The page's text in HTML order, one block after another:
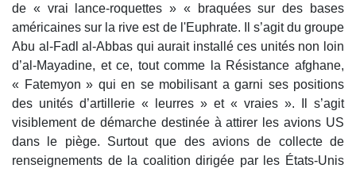
de « vrai lance-roquettes » « braquées sur des bases
américaines sur la rive est de l'Euphrate. Il s’agit du groupe
Abu al-Fadl al-Abbas qui aurait installé ces unités non loin
d’al-Mayadine, et ce, tout comme la Résistance afghane,
« Fatemyon » qui en se mobilisant a garni ses positions
des unités d’artillerie « leurres » et « vraies ». Il s’agit
visiblement de démarche destinée à attirer les avions US
dans le piège. Surtout que des avions de collecte de
renseignements de la coalition dirigée par les États-Unis